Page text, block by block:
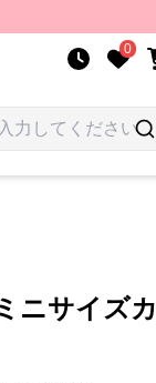
0
ニサイズカ